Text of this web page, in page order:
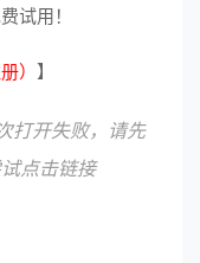
试用！
） 】
打开失败，请先
点击链接